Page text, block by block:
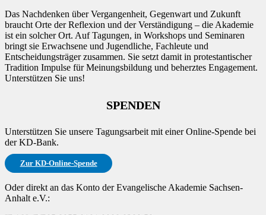
Das Nachdenken über Vergangenheit, Gegenwart und Zukunft
braucht Orte der Reflexion und der Verständigung – die Akademie
ist ein solcher Ort. Auf Tagungen, in Workshops und Seminaren
bringt sie Erwachsene und Jugendliche, Fachleute und
Entscheidungsträger zusammen. Sie setzt damit in protestantischer
Tradition Impulse für Meinungsbildung und beherztes Engagement.
Unterstützen Sie uns!
SPENDEN
Unterstützen Sie unsere Tagungsarbeit mit einer Online-Spende bei
der KD-Bank.
Zur KD-Online-Spende
Oder direkt an das Konto der Evangelische Akademie Sachsen-
Anhalt e.V.: